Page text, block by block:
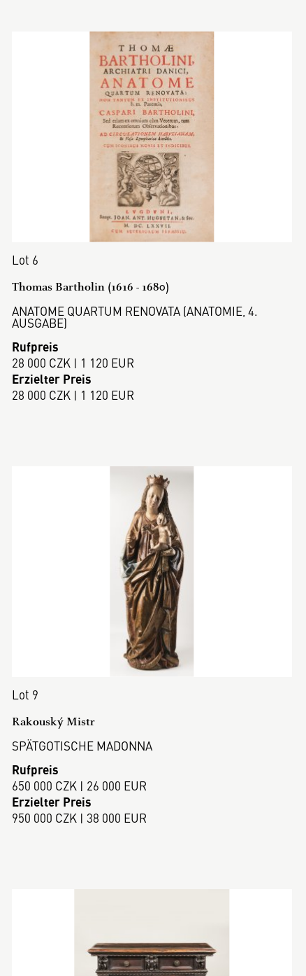
Lot 6
Thomas Bartholin (1616 - 1680)
ANATOME QUARTUM RENOVATA (ANATOMIE, 4.
AUSGABE)
Rufpreis
28 000 CZK | 1 120 EUR
Erzielter Preis
28 000 CZK | 1 120 EUR
Lot 9
Rakouský Mistr
SPÄTGOTISCHE MADONNA
Rufpreis
650 000 CZK | 26 000 EUR
Erzielter Preis
950 000 CZK | 38 000 EUR